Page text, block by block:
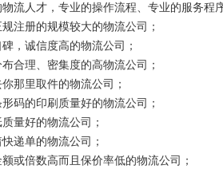
流人才，专业的操作流程、专业的服务程
注册的规模较大的物流公司；
，诚信度高的物流公司；
合理、密集度的高物流公司；
那里取件的物流公司；
码的印刷质量好的物流公司；
量好的物流公司；
递单的物流公司；
或倍数高而且保价率低的物流公司；